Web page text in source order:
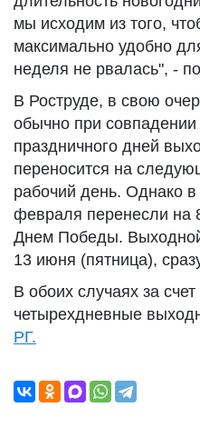
мы исходим из того,
максимально удобно
неделя не рвалась", -
В Роструде, в свою
обычно при
праздничного дней
переносится на
рабочий день. Однако
февраля перенесли на
Днем Победы.
13 июня (пятница),
В обоих случаях за
четырехдневные
РГ.